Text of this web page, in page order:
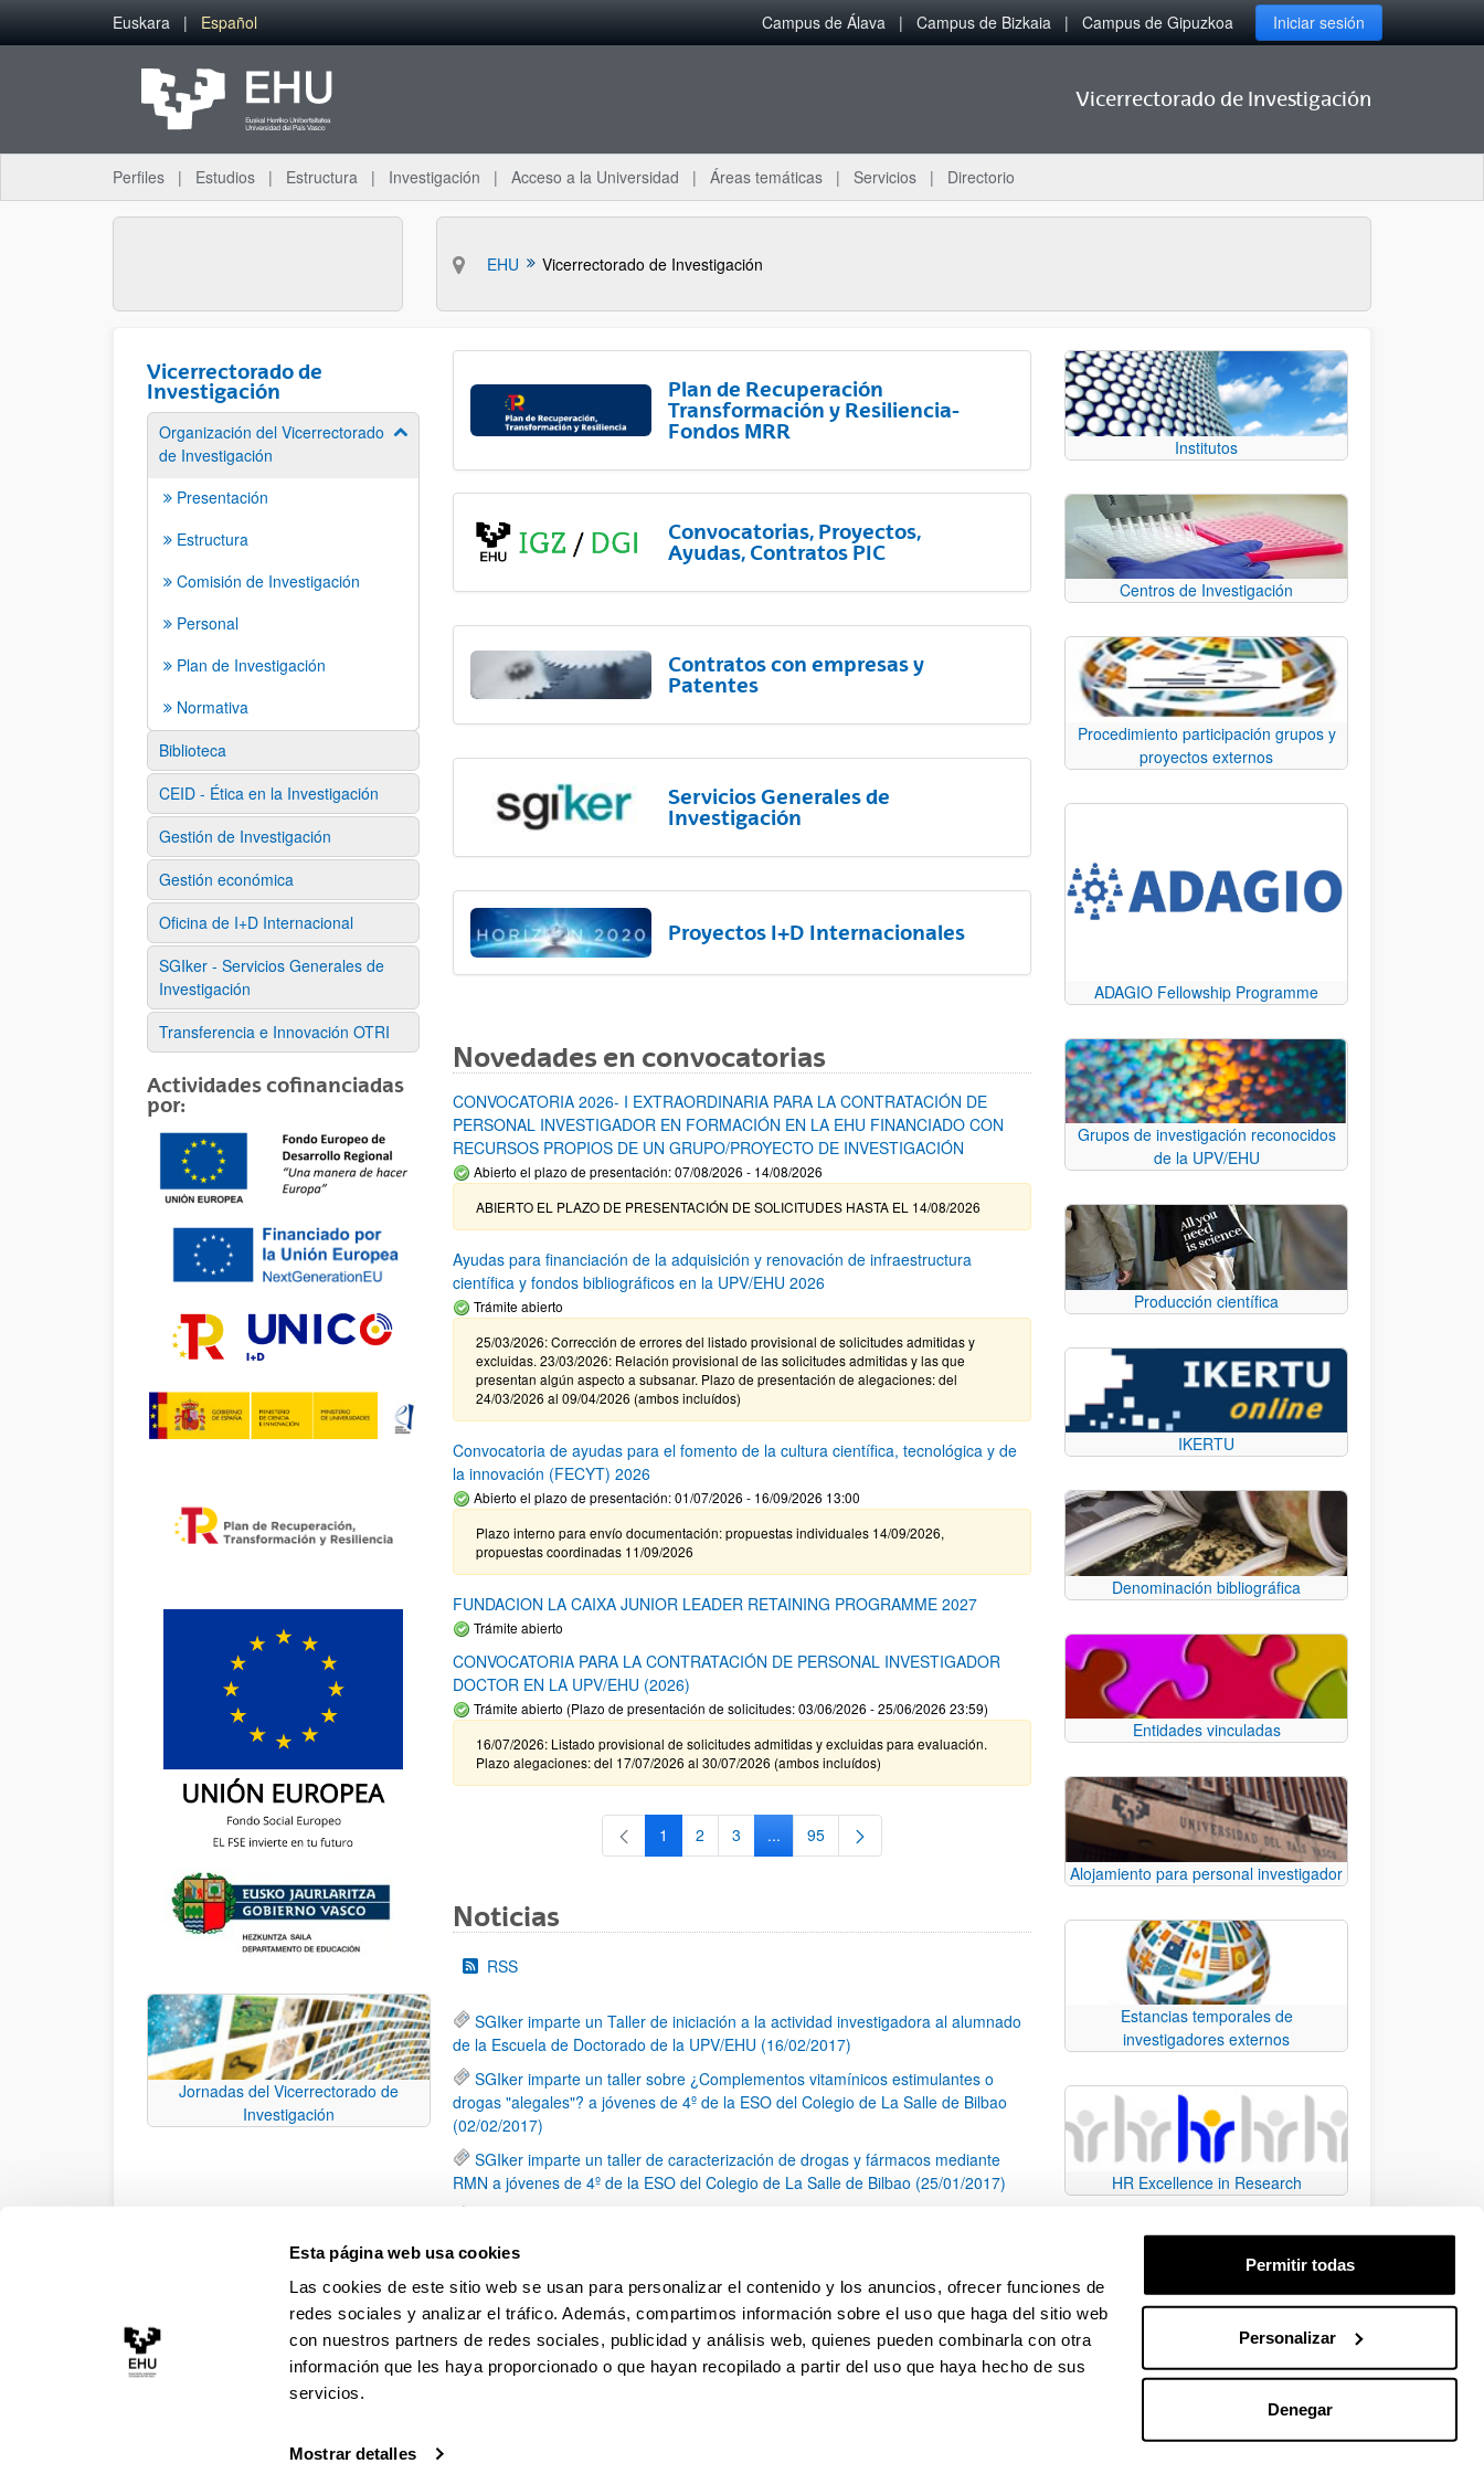
Esta página web usa cookies
Las cookies de este sitio web se usan para personalizar el contenido y los anuncios, ofrecer funciones de
redes sociales y analizar el tráfico. Además, compartimos información sobre el uso que haga del sitio web
con nuestros partners de redes sociales, publicidad y análisis web, quienes pueden combinarla con otra
información que les haya proporcionado o que hayan recopilado a partir del uso que haya hecho de sus
servicios.
Mostrar detalles
Permitir todas
Personalizar
Denegar
Saltar al contenido principal
Euskara Español Campus de Álava Campus de Bizkaia Campus de Gipuzkoa Iniciar sesión
Vicerrectorado de Investigación
Perfiles Estudios Estructura Investigación Acceso a la Universidad Áreas temáticas Servicios Directorio
EHU Vicerrectorado de Investigación
Vicerrectorado de
Investigación
Organización del Vicerrectorado
de Investigación
Mostrar/ocultar subpáginas
Presentación
Estructura
Comisión de Investigación
Personal
Plan de Investigación
Normativa
Biblioteca
CEID - Ética en la Investigación
Gestión de Investigación
Gestión económica
Oficina de I+D Internacional
SGIker - Servicios Generales de
Investigación
Transferencia e Innovación OTRI
Actividades cofinanciadas
por:
Jornadas del Vicerrectorado de
Investigación
Plan de Recuperación
Transformación y Resiliencia-
Fondos MRR
Convocatorias, Proyectos,
Ayudas, Contratos PIC
Contratos con empresas y
Patentes
Servicios Generales de
Investigación
Proyectos I+D Internacionales
Novedades en convocatorias
CONVOCATORIA 2026- I EXTRAORDINARIA PARA LA CONTRATACIÓN DE
PERSONAL INVESTIGADOR EN FORMACIÓN EN LA EHU FINANCIADO CON
RECURSOS PROPIOS DE UN GRUPO/PROYECTO DE INVESTIGACIÓN
Abierto el plazo de presentación: 07/08/2026 - 14/08/2026
ABIERTO EL PLAZO DE PRESENTACIÓN DE SOLICITUDES HASTA EL 14/08/2026
Ayudas para financiación de la adquisición y renovación de infraestructura
científica y fondos bibliográficos en la UPV/EHU 2026
Trámite abierto
25/03/2026: Corrección de errores del listado provisional de solicitudes admitidas y
excluidas. 23/03/2026: Relación provisional de las solicitudes admitidas y las que
presentan algún aspecto a subsanar. Plazo de presentación de alegaciones: del
24/03/2026 al 09/04/2026 (ambos incluídos)
Convocatoria de ayudas para el fomento de la cultura científica, tecnológica y de
la innovación (FECYT) 2026
Abierto el plazo de presentación: 01/07/2026 - 16/09/2026 13:00
Plazo interno para envío documentación: propuestas individuales 14/09/2026,
propuestas coordinadas 11/09/2026
FUNDACION LA CAIXA JUNIOR LEADER RETAINING PROGRAMME 2027
Trámite abierto
CONVOCATORIA PARA LA CONTRATACIÓN DE PERSONAL INVESTIGADOR
DOCTOR EN LA UPV/EHU (2026)
Trámite abierto (Plazo de presentación de solicitudes: 03/06/2026 - 25/06/2026 23:59)
16/07/2026: Listado provisional de solicitudes admitidas y excluidas para evaluación.
Plazo alegaciones: del 17/07/2026 al 30/07/2026 (ambos incluídos)
Página
1 Página
2 Página
3 ...Páginas intermedias Use TAB para desplazarse.
Página
95
Noticias
RSS
SGIker imparte un Taller de iniciación a la actividad investigadora al alumnado
de la Escuela de Doctorado de la UPV/EHU (16/02/2017)
SGIker imparte un taller sobre ¿Complementos vitamínicos estimulantes o
drogas "alegales"? a jóvenes de 4º de la ESO del Colegio de La Salle de Bilbao
(02/02/2017)
SGIker imparte un taller de caracterización de drogas y fármacos mediante
RMN a jóvenes de 4º de la ESO del Colegio de La Salle de Bilbao (25/01/2017)
eliminación de diversos contaminantes con el apoyo del SCAB (23/12/2016)
Página
1 ...Páginas intermedias Use TAB para desplazarse.
Página
19 Página
20 Página
21 ...Páginas intermedias Use TAB para desplazarse.
Página
79
Institutos
Centros de Investigación
Procedimiento participación grupos y
proyectos externos
ADAGIO Fellowship Programme
Grupos de investigación reconocidos
de la UPV/EHU
Producción científica
IKERTU
Denominación bibliográfica
Entidades vinculadas
Alojamiento para personal investigador
Estancias temporales de
investigadores externos
HR Excellence in Research